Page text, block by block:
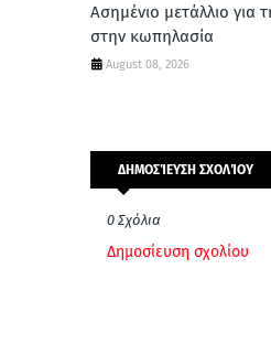
Ασημένιο μετάλλιο για
στην κωπηλασία
August 08, 2026
ΔΗΜΟΣΊΕΥΣΗ ΣΧΟΛΊΟΥ
0 Σχόλια
Δημοσίευση σχολίου